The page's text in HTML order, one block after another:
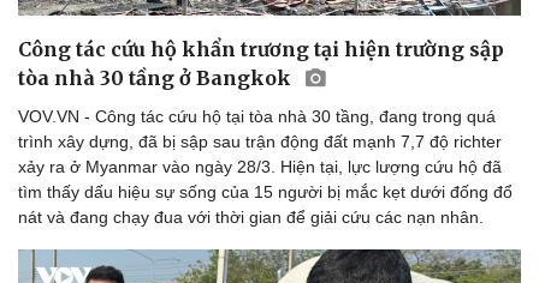
Công tác cứu hộ khẩn trương tại hiện trường sập
tòa nhà 30 tầng ở Bangkok
VOV.VN - Công tác cứu hộ tại tòa nhà 30 tầng, đang trong quá
trình xây dựng, đã bị sập sau trận động đất mạnh 7,7 độ richter
xảy ra ở Myanmar vào ngày 28/3. Hiện tại, lực lượng cứu hộ đã
tìm thấy dấu hiệu sự sống của 15 người bị mắc kẹt dưới đống đổ
nát và đang chạy đua với thời gian để giải cứu các nạn nhân.